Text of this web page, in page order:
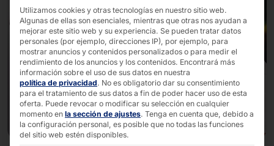
Utilizamos cookies y otras tecnologías en nuestro sitio web.
Algunas de ellas son esenciales, mientras que otras nos ayudan a
mejorar este sitio web y su experiencia. Se pueden tratar datos
personales (por ejemplo, direcciones IP), por ejemplo, para
mostrar anuncios y contenidos personalizados o para medir el
rendimiento de los anuncios y los contenidos. Encontrará más
información sobre el uso de sus datos en nuestra
política de privacidad. No es obligatorio dar su consentimiento
para el tratamiento de sus datos a fin de poder hacer uso de esta
oferta. Puede revocar o modificar su selección en cualquier
momento en la sección de ajustes. Tenga en cuenta que, debido a
la configuración personal, es posible que no todas las funciones
del sitio web estén disponibles.